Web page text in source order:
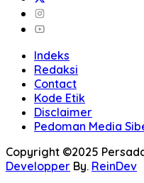
Indeks
Redaksi
Contact
Kode Etik
Disclaimer
Pedoman Media
Copyright ©2025
Developper By. ReinDev